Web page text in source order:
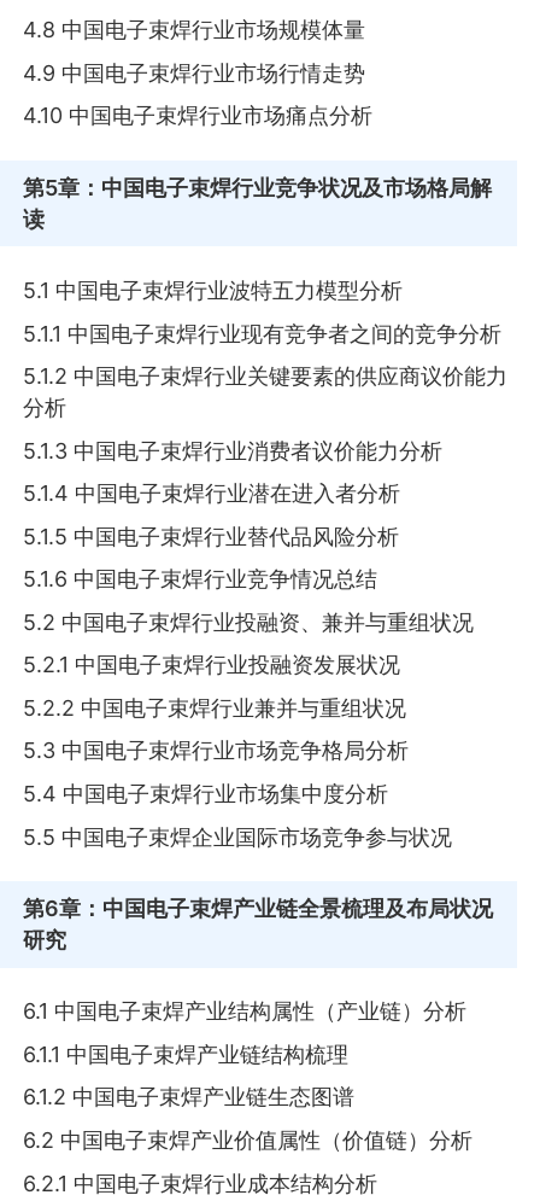
4.8 中国电子束焊行业市场规模体量
4.9 中国电子束焊行业市场行情走势
4.10 中国电子束焊行业市场痛点分析
第5章 ：中国电子束焊行业竞争状况及市场格局解
读
5.1 中国电子束焊行业波特五力模型分析
5.1.1 中国电子束焊行业现有竞争者之间的竞争分析
5.1.2 中国电子束焊行业关键要素的供应商议价能力
分析
5.1.3 中国电子束焊行业消费者议价能力分析
5.1.4 中国电子束焊行业潜在进入者分析
5.1.5 中国电子束焊行业替代品风险分析
5.1.6 中国电子束焊行业竞争情况总结
5.2 中国电子束焊行业投融资、兼并与重组状况
5.2.1 中国电子束焊行业投融资发展状况
5.2.2 中国电子束焊行业兼并与重组状况
5.3 中国电子束焊行业市场竞争格局分析
5.4 中国电子束焊行业市场集中度分析
5.5 中国电子束焊企业国际市场竞争参与状况
第6章 ：中国电子束焊产业链全景梳理及布局状况
研究
6.1 中国电子束焊产业结构属性（产业链）分析
6.1.1 中国电子束焊产业链结构梳理
6.1.2 中国电子束焊产业链生态图谱
6.2 中国电子束焊产业价值属性（价值链）分析
6.2.1 中国电子束焊行业成本结构分析